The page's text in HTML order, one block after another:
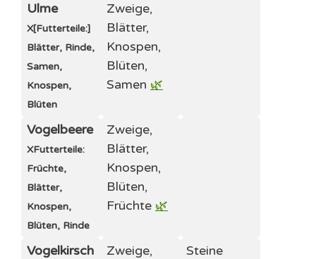
Ulme
X[Futterteile:]
Blätter, Rinde,
Samen,
Knospen,
Blüten
Zweige,
Blätter,
Knospen,
Blüten,
Samen 🌿
Vogelbeere
XFutterteile:
Früchte,
Blätter,
Knospen,
Blüten, Rinde
Zweige,
Blätter,
Knospen,
Blüten,
Früchte 🌿
Vogelkirsch
Zweige,
Steine